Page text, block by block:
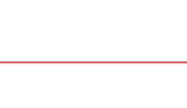
Europas für Extreme Platform ONE